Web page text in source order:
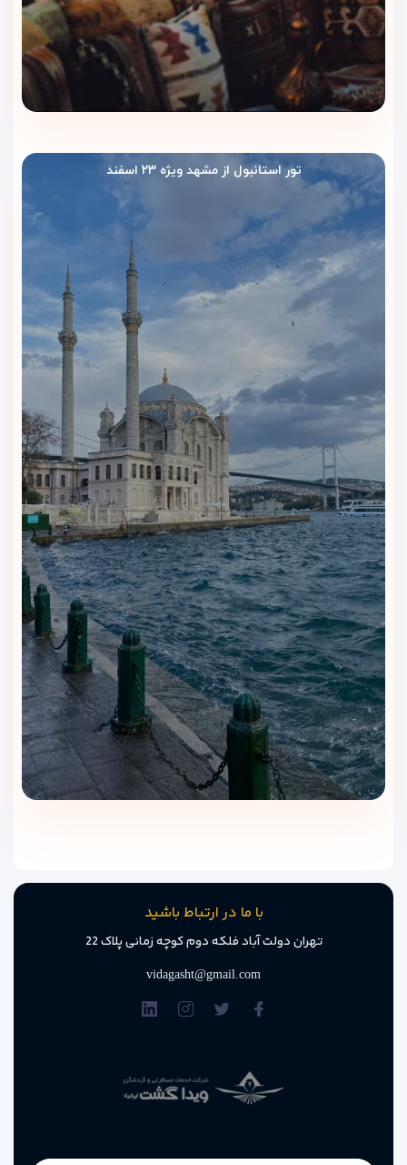
تور استانبول از مشهد ویژه ۲۳ اسفند
با ما در ارتباط باشید
تهران دولت آباد فلکه دوم کوچه زمانی پلاک 22
vidagasht@gmail.com